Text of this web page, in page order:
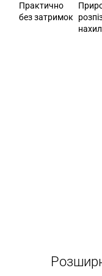
Практично
без затримок